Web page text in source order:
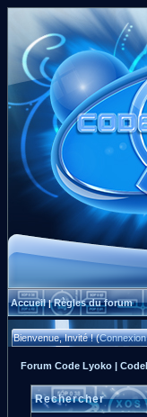
Accueil|Règles du forum
Bienvenue, Invité ! (Connexion
Forum Code Lyoko |
Rechercher